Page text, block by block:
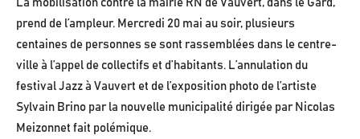
La mobilisation contre la mairie RN de Vauvert, dans le Gard,
prend de l’ampleur. Mercredi 20 mai au soir, plusieurs
centaines de personnes se sont rassemblées dans le centre-
ville à l’appel de collectifs et d’habitants. L’annulation du
festival Jazz à Vauvert et de l’exposition photo de l’artiste
Sylvain Brino par la nouvelle municipalité dirigée par Nicolas
Meizonnet fait polémique.